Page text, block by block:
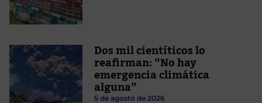
Dos mil cientíticos lo
reafirman: “No hay
emergencia climática
alguna”
5 de agosto de 2026